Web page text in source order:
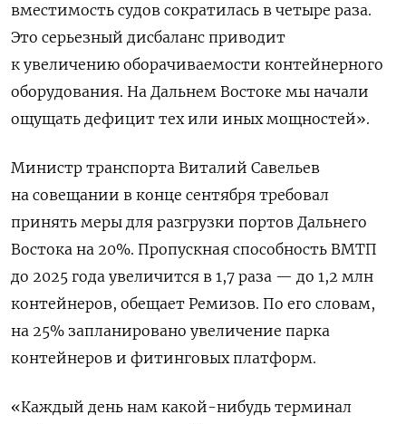
вместимость судов сократилась в четыре раза.
Это серьезный дисбаланс приводит
к увеличению оборачиваемости контейнерного
оборудования. На Дальнем Востоке мы начали
ощущать дефицит тех или иных мощностей».
Министр транспорта Виталий Савельев
на совещании в конце сентября требовал
принять меры для разгрузки портов Дальнего
Востока на 20%. Пропускная способность ВМТП
до 2025 года увеличится в 1,7 раза — до 1,2 млн
контейнеров, обещает Ремизов. По его словам,
на 25% запланировано увеличение парка
контейнеров и фитинговых платформ.
«Каждый день нам какой-нибудь терминал